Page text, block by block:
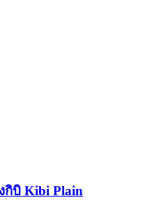
กิบิ Kibi Plain